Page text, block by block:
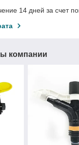
14 дней за счет
компании